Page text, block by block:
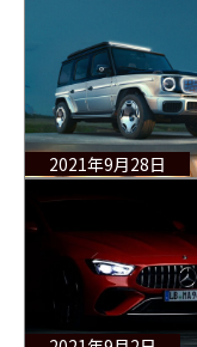
2021年9月28日